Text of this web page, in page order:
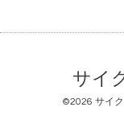
サイ
©2026 サイ